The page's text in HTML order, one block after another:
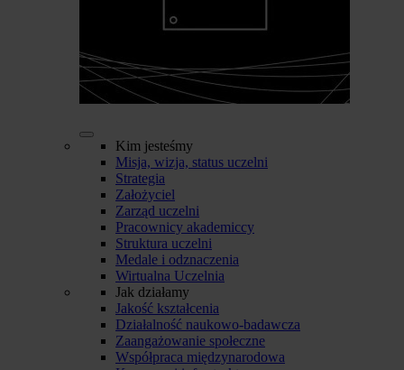
Kim jesteśmy
Misja, wizja, status uczelni
Strategia
Założyciel
Zarząd uczelni
Pracownicy akademiccy
Struktura uczelni
Medale i odznaczenia
Wirtualna Uczelnia
Jak działamy
Jakość kształcenia
Działalność naukowo-badawcza
Zaangażowanie społeczne
Współpraca międzynarodowa